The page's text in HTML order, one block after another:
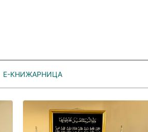
Е-КНИЖАРНИЦА